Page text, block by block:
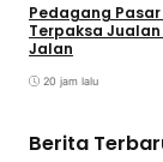
Pedagang
Terpaksa
Jalan
20 jam lalu
Berita